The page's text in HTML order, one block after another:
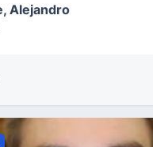
Alejandro